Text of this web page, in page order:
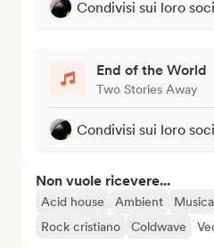
Condivisi sui loro
End of the World
Two Stories Away
Condivisi sui loro
Non vuole ricevere...
Acid house Ambient
Rock cristiano
Coldwave